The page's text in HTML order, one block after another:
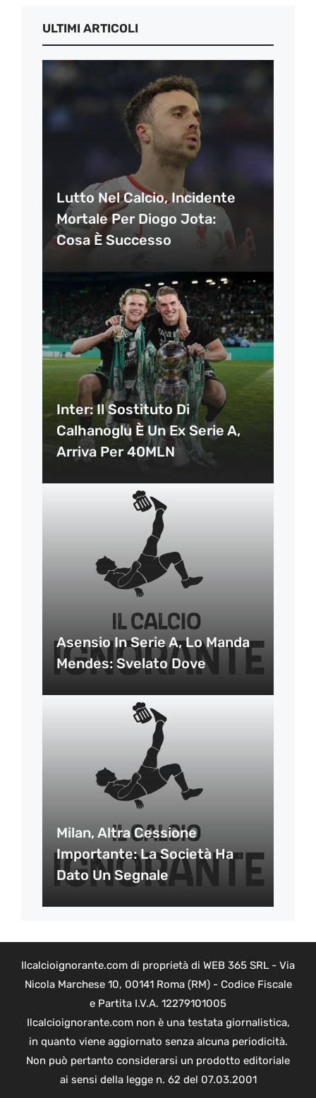
ULTIMI ARTICOLI
Lutto Nel Calcio, Incidente
Mortale Per Diogo Jota:
Cosa È Successo
Inter: Il Sostituto Di
Calhanoglu È Un Ex Serie A,
Arriva Per 40MLN
Asensio In Serie A, Lo Manda
Mendes: Svelato Dove
Milan, Altra Cessione
Importante: La Società Ha
Dato Un Segnale
Ilcalcioignorante.com di proprietà di WEB 365 SRL - Via
Nicola Marchese 10, 00141 Roma (RM) - Codice Fiscale
e Partita I.V.A. 12279101005
Ilcalcioignorante.com non è una testata giornalistica,
in quanto viene aggiornato senza alcuna periodicità.
Non può pertanto considerarsi un prodotto editoriale
ai sensi della legge n. 62 del 07.03.2001